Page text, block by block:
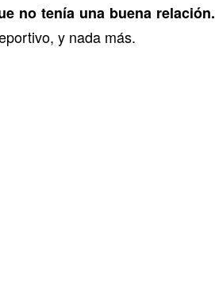
no tenía una buena relación.
y nada más.